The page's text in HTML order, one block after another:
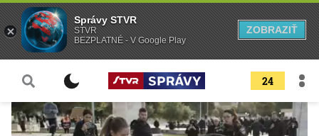
24
Správy STVR
STVR
BEZPLATNÉ - V Google Play
ZOBRAZIŤ